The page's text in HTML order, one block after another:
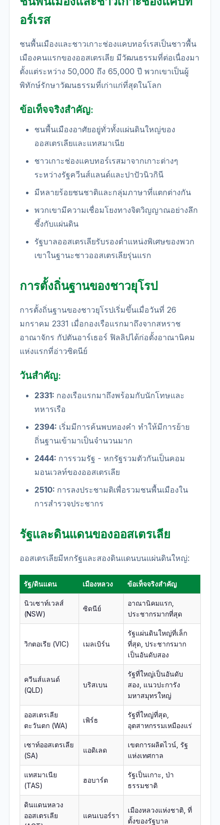
อร์เรส
ชนพื้นเมืองและชาวเกาะช่องแคบทอร์เรสเป็นชาวพื้น
เมืองคนแรกของออสเตรเลีย มีวัฒนธรรมที่ต่อเนื่องมา
ตั้งแต่ระหว่าง 50,000 ถึง 65,000 ปี พวกเขาเป็นผู้
พิทักษ์รักษาวัฒนธรรมที่เก่าแก่ที่สุดในโลก
ข้อเท็จจริงสำคัญ:
ชนพื้นเมืองอาศัยอยู่ทั่วทั้งแผ่นดินใหญ่ของ
ออสเตรเลียและแทสมาเนีย
ชาวเกาะช่องแคบทอร์เรสมาจากเกาะต่างๆ
ระหว่างรัฐควีนส์แลนด์และปาปัวนิวกินี
มีหลายร้อยชนชาติและกลุ่มภาษาที่แตกต่างกัน
พวกเขามีความเชื่อมโยงทางจิตวิญญาณอย่างลึก
ซึ้งกับแผ่นดิน
รัฐบาลออสเตรเลียรับรองตำแหน่งพิเศษของพวก
เขาในฐานะชาวออสเตรเลียรุ่นแรก
การตั้งถิ่นฐานของชาวยุโรป
การตั้งถิ่นฐานของชาวยุโรปเริ่มขึ้นเมื่อวันที่ 26
มกราคม 2331 เมื่อกองเรือแรกมาถึงจากสหราช
อาณาจักร กัปตันอาร์เธอร์ ฟิลลิปได้ก่อตั้งอาณานิคม
แห่งแรกที่อ่าวซิดนีย์
วันสำคัญ:
2331: กองเรือแรกมาถึงพร้อมกับนักโทษและ
ทหารเรือ
2394: เริ่มมีการค้นพบทองคำ ทำให้มีการย้าย
ถิ่นฐานเข้ามาเป็นจำนวนมาก
2444: การรวมรัฐ - หกรัฐรวมตัวกันเป็นคอม
มอนเวลท์ของออสเตรเลีย
2510: การลงประชามติเพื่อรวมชนพื้นเมืองใน
การสำรวจประชากร
รัฐและดินแดนของออสเตรเลีย
ออสเตรเลียมีหกรัฐและสองดินแดนบนแผ่นดินใหญ่:
รัฐ/ดินแดน เมืองหลวง ข้อเท็จจริงสำคัญ
นิวเซาท์เวลส์
(NSW)
ซิดนีย์
อาณานิคมแรก,
ประชากรมากที่สุด
วิกตอเรีย (VIC) เมลเบิร์น
รัฐแผ่นดินใหญ่ที่เล็ก
ที่สุด, ประชากรมาก
เป็นอันดับสอง
ควีนส์แลนด์
(QLD)
บริสเบน
รัฐที่ใหญ่เป็นอันดับ
สอง, แนวปะการัง
มหาสมุทรใหญ่
ออสเตรเลีย
ตะวันตก (WA)
เพิร์ธ
รัฐที่ใหญ่ที่สุด,
อุตสาหกรรมเหมืองแร่
เซาท์ออสเตรเลีย
(SA)
แอดิเลด
เขตการผลิตไวน์, รัฐ
แห่งเทศกาล
แทสมาเนีย
(TAS)
ฮอบาร์ต
รัฐเป็นเกาะ, ป่า
ธรรมชาติ
ดินแดนหลวง
ออสเตรเลีย
แคนเบอร์รา
เมืองหลวงแห่งชาติ, ที่
ตั้งของรัฐบาล